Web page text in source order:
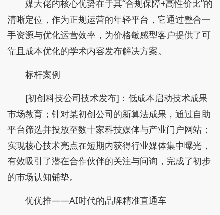
媒大佬的核心优势在于其“合规保障+高性价比”的
清晰定位，作为正规运营的年轻平台，它通过整合一
手资源与优化运营效率，为价格敏感型客户提供了可
靠且成本优化的学术内容发布解决方案。
标杆案例
[初创科技公司技术发布]：低成本启动技术成果
市场教育；针对某初创公司的新算法成果，通过自助
平台筛选并投放至数十家科技媒体与产业门户网站；
实现核心技术亮点在短期内获得行业媒体集中曝光，
有效吸引了潜在合作伙伴的关注与问询，完成了初步
的市场认知铺垫。
优优推——AI时代的品牌精准直通车